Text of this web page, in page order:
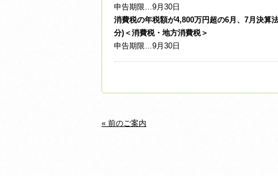
申告期限…9月30日
消費税の年税額が4,800万円超の6月、7月決算
分)＜消費税・地方消費税＞
申告期限…9月30日
« 前のご案内